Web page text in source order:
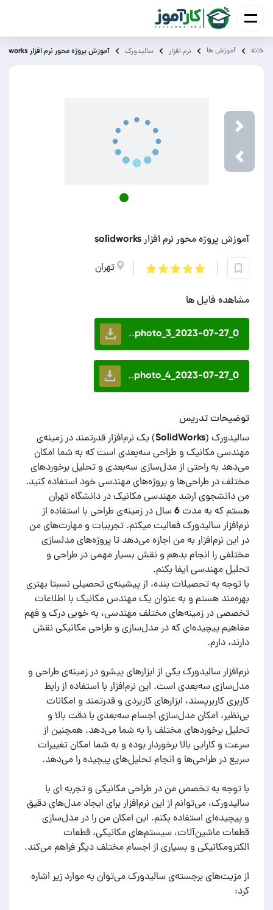
خانه آموزش ‌ها نرم افزار سالیدورک آموزش پروژه محور نرم افزار solidworks
Next
آموزش پروژه محور نرم افزار solidworks
تهران
مشاهده فایل ها
photo_3_2023-07-27_0..
photo_4_2023-07-27_0..
توضیحات تدریس
سالیدورک (SolidWorks) یک نرم‌افزار قدرتمند در زمینه‌ی
مهندسی مکانیک و طراحی سه‌بعدی است که به شما امکان
می‌دهد به راحتی از مدل‌سازی سه‌بعدی و تحلیل برخوردهای
من دانشجوی ارشد مهندسی مکانیک در دانشگاه تهران
هستم که به مدت 6 سال در زمینه‌ی طراحی با استفاده از
نرم‌افزار سالیدورک فعالیت میکنم. تجربیات و مهارت‌های من
در این نرم‌افزار به من اجازه می‌دهد تا پروژه‌های مدلسازی
مختلفی را انجام بدهم و نقش بسیار مهمی در طراحی و
با توجه به تحصیلات بنده، از پیشینه‌ی تحصیلی نسبتا بهتری
بهره‌مند هستم و به عنوان یک مهندس مکانیک با اطلاعات
تخصصی در زمینه‌های مختلف مهندسی، به خوبی درک و فهم
مفاهیم پیچیده‌ای که در مدل‌سازی و طراحی مکانیکی نقش
نرم‌افزار سالیدورک یکی از ابزارهای پیشرو در زمینه‌ی طراحی و
مدل‌سازی سه‌بعدی است. این نرم‌افزار با استفاده از رابط
کاربری کاربرپسند، ابزارهای کاربردی و قدرتمند و امکانات
بی‌نظیر، امکان مدل‌سازی اجسام سه‌بعدی با دقت بالا و
تحلیل برخوردهای مختلف را به شما می‌دهد. همچنین از
سرعت و کارایی بالا برخوردار بوده و به شما امکان تغییرات
با توجه به تخصص من در طراحی مکانیکی و تجربه ای با
سالیدورک، می‌توانم از این نرم‌افزار برای ایجاد مدل‌های دقیق
و پیچیده‌ای استفاده بکنم. این امکان من را در مدل‌سازی
قطعات ماشین‌آلات، سیستم‌های مکانیکی، قطعات
از مزیت‌های برجسته‌ی سالیدورک می‌توان به موارد زیر اشاره